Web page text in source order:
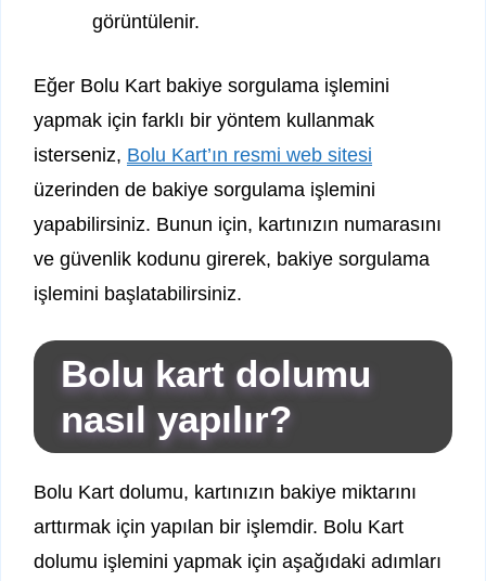
görüntülenir.
Eğer Bolu Kart bakiye sorgulama işlemini
yapmak için farklı bir yöntem kullanmak
isterseniz, Bolu Kart’ın resmi web sitesi
üzerinden de bakiye sorgulama işlemini
yapabilirsiniz. Bunun için, kartınızın numarasını
ve güvenlik kodunu girerek, bakiye sorgulama
işlemini başlatabilirsiniz.
Bolu kart dolumu
nasıl yapılır?
Bolu Kart dolumu, kartınızın bakiye miktarını
arttırmak için yapılan bir işlemdir. Bolu Kart
dolumu işlemini yapmak için aşağıdaki adımları